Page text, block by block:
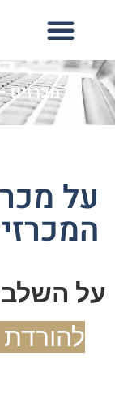
על מכרזים
על
על השלב